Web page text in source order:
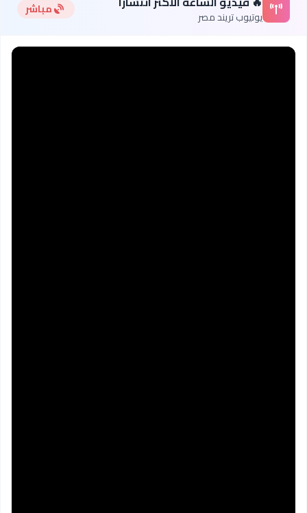
يوتيوب تريند مصر مباشر